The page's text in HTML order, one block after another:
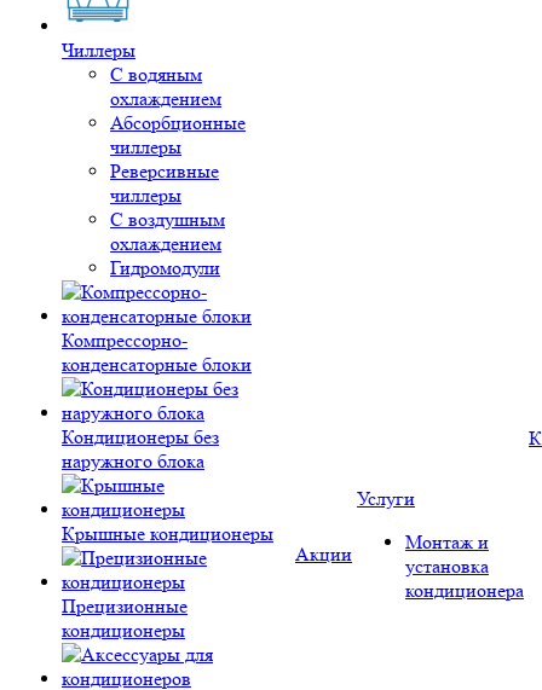
Чиллеры
С водяным
охлаждением
Абсорбционные
чиллеры
Реверсивные
чиллеры
С воздушным
охлаждением
Гидромодули
Компрессорно-
конденсаторные блоки
Кондиционеры без
наружного блока
Крышные кондиционеры
Прецизионные
кондиционеры
Акции
Услуги
Монтаж и
установка
кондиционера